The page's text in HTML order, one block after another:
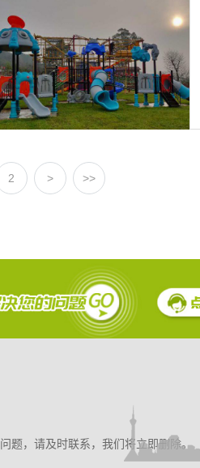
2 > >>
题，请及时联系，我们将立即删除。